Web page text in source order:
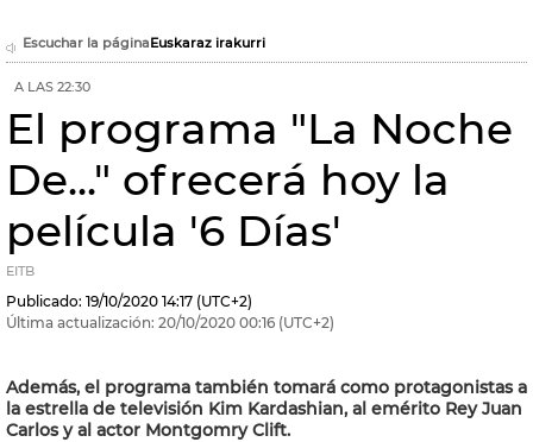
Escuchar la páginaEuskaraz irakurri
A LAS 22:30
El programa "La Noche
De..." ofrecerá hoy la
película '6 Días'
EITB
Publicado: 19/10/2020 14:17 (UTC+2)
Última actualización: 20/10/2020 00:16 (UTC+2)
Además, el programa también tomará como protagonistas a
la estrella de televisión Kim Kardashian, al emérito Rey Juan
Carlos y al actor Montgomry Clift.